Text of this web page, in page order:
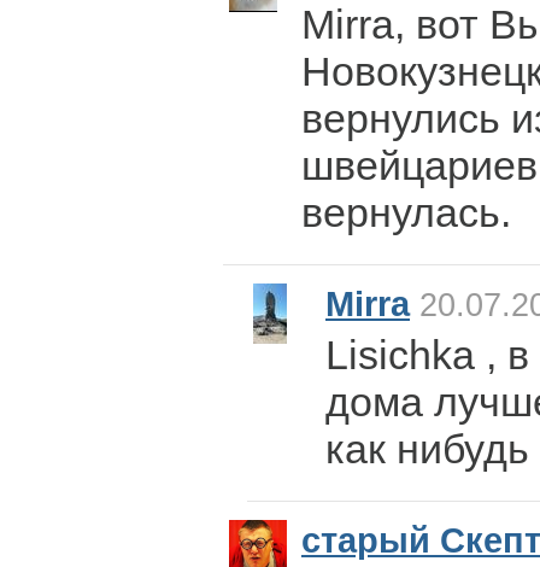
Mirra, вот
вернулись
вернулась.
Mirra
Lisichka , в
дома
как
старый